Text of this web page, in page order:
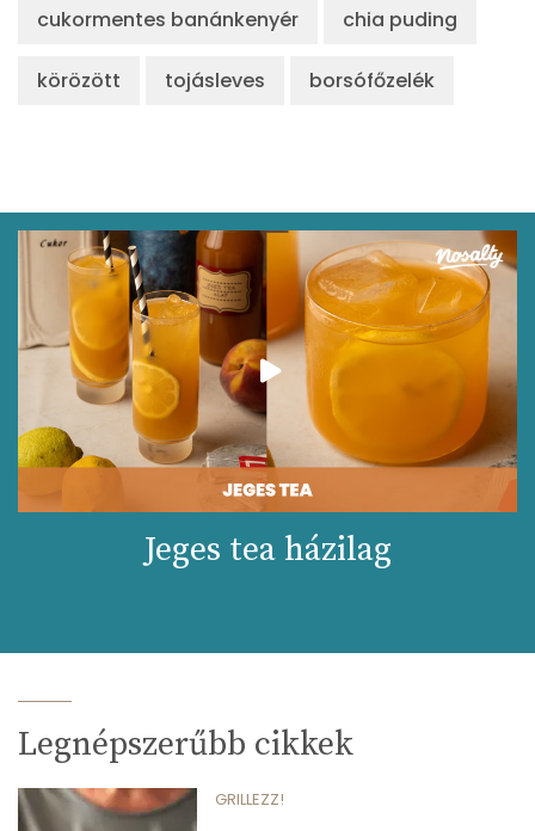
cukormentes banánkenyér chia puding
körözött tojásleves borsófőzelék
Jeges tea házilag
Legnépszerűbb cikkek
GRILLEZZ!